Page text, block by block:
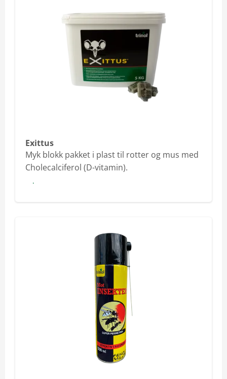
Exittus
Myk blokk pakket i plast til rotter og mus med
Cholecalciferol (D-vitamin).
Les mer